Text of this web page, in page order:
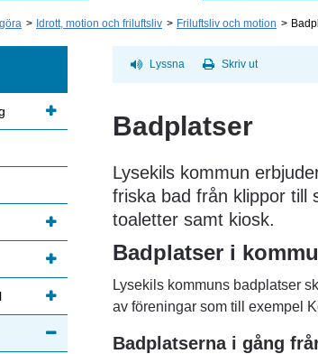
Idrott, motion och friluftsliv Friluftsliv och motion
Lyssna Skriv ut
Badplatser
Lysekils kommun
friska bad från klippor till
toaletter samt kiosk.
Badplatser i
Lysekils kommuns badplatser
av föreningar som till exempel
Badplatserna i gång
till annan webbplats, öppnas i nytt fönster.